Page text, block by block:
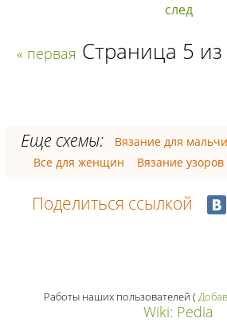
след
« первая Страница 5
Еще схемы: Вязание для
Все для женщин
Вязание узоров
Поделиться ссылкой
Работы наших пользователей (
Wiki: Pedia